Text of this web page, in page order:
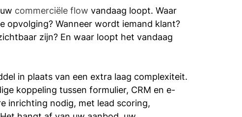
commerciële flow vandaag loopt. Waar
opvolging? Wanneer wordt iemand klant?
zijn? En waar loopt het vandaag
in plaats van een extra laag complexiteit.
koppeling tussen formulier, CRM en e-
inrichting nodig, met lead scoring,